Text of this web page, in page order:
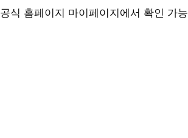
공식 홈페이지 마이페이지에서 확인 가